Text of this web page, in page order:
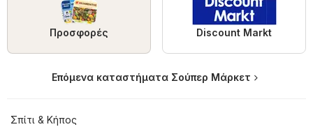
Προσφορές Discount Markt
Επόμενα καταστήματα Σούπερ Μάρκετ
Σπίτι & Κήπος